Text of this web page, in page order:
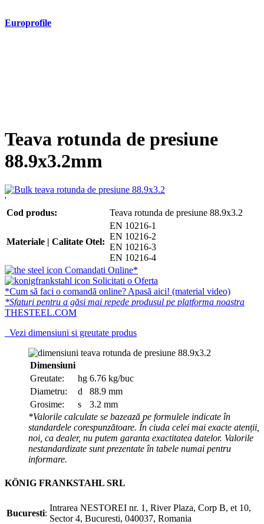
Europrofile
Teava rotunda de presiune
88.9x3.2mm
'
Cod produs:
Teava rotunda de presiune 88.9x3.2
Materiale | Calitate Otel:
EN 10216-1
EN 10216-2
EN 10216-3
EN 10216-4
Comandati Online*
Solicitati o Oferta
*Cum să faci o comandă online? Apasă aici! (material video)
*Sfaturi pentru a găsi mai repede produsul pe platforma noastra
THESTEEL.COM
Vezi dimensiuni si greutate produs
Dimensiuni
Greutate:
hg 6.76 kg/buc
Diametru:
d
88.9 mm
Grosime:
s
3.2 mm
*Valorile calculate se bazează pe formulele indicate în
standardele corespunzătoare. În ciuda celei mai exacte atenții,
noi, ca dealer, nu putem garanta exactitatea datelor. Valorile
nestandardizate sunt prezentate în tabele numai pentru
informare.
KÖNIG FRANKSTAHL SRL
Bucuresti:
Intrarea NESTOREI nr. 1, River Plaza, Corp B, et 10,
Sector 4, Bucuresti, 040037, Romania